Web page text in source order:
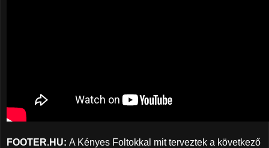
FOOTER.HU: A Kényes Foltokkal mit terveztek a következő